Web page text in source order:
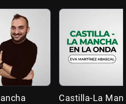
Castilla-La